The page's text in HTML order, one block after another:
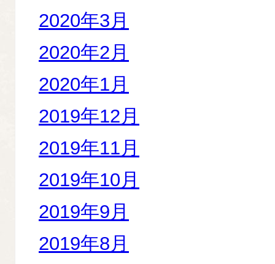
2020年3月
2020年2月
2020年1月
2019年12月
2019年11月
2019年10月
2019年9月
2019年8月